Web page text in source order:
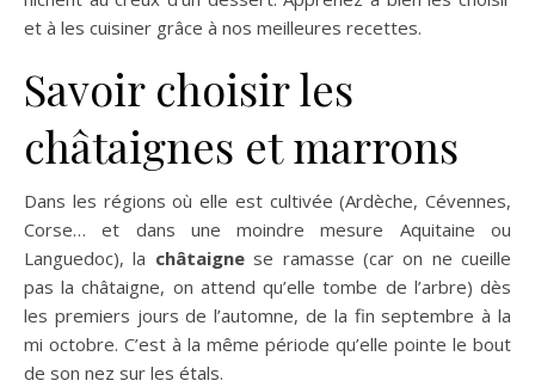
et à les cuisiner grâce à nos meilleures recettes.
Savoir choisir les
châtaignes et marrons
Dans les régions où elle est cultivée (Ardèche, Cévennes,
Corse… et dans une moindre mesure Aquitaine ou
Languedoc), la châtaignese ramasse (car on ne cueille
pas la châtaigne, on attend qu’elle tombe de l’arbre) dès
les premiers jours de l’automne, de la fin septembre à la
mi octobre. C’est à la même période qu’elle pointe le bout
de son nez sur les étals.